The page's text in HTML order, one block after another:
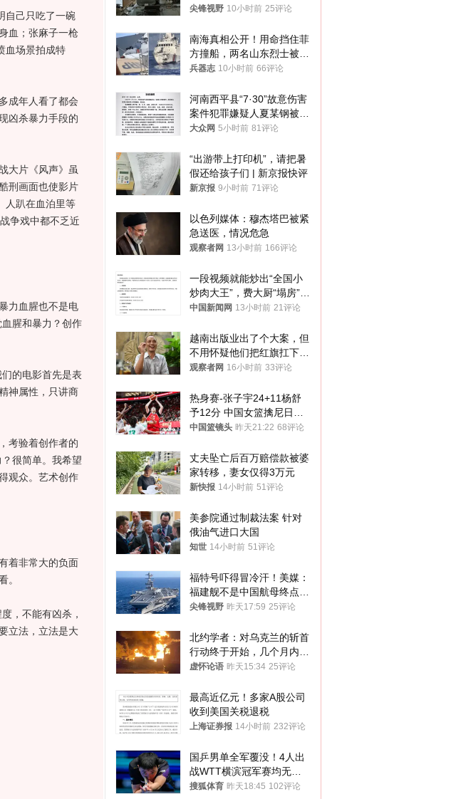
自己只吃了一碗
血；张麻子一枪
血场景拍成特
成年人看了都会
凶杀暴力手段的
大片《风声》虽
刑画面也使影片
人趴在血泊里等
争戏中都不乏近
力血腥也不是电
腥和暴力？创作
的电影首先是表
神属性，只讲商
考验着创作者的
很简单。我希望
观众。艺术创作
着非常大的负面
。
，不能有凶杀，
立法，立法是大
答案令人沉默
尖锋视野 10小时前 25评论
南海真相公开！用命挡住菲
方撞船，两名山东烈士被授
武警最高荣誉
兵器志 10小时前 66评论
河南西平县“7·30”故意伤害
案件犯罪嫌疑人夏某钢被抓
获
大众网 5小时前 81评论
“出游带上打印机”，请把暑
假还给孩子们 | 新京报快评
新京报 9小时前 71评论
以色列媒体：穆杰塔巴被紧
急送医，情况危急
观察者网 13小时前 166评论
一段视频就能炒出“全国小
炒肉大王”，费大厨“塌房”了
吗？
中国新闻网 13小时前 21评论
越南出版业出了个大案，但
不用怀疑他们把红旗扛下去
的决心
观察者网 16小时前 33评论
热身赛-张子宇24+11杨舒
予12分 中国女篮擒尼日利
亚
中国篮镜头 昨天21:22 68评论
丈夫坠亡后百万赔偿款被婆
家转移，妻女仅得3万元
新快报 14小时前 51评论
美参院通过制裁法案 针对
俄油气进口大国
知世 14小时前 51评论
福特号吓得冒冷汗！美媒：
福建舰不是中国航母终点，
而是新起点！
尖锋视野 昨天17:59 25评论
北约学者：对乌克兰的斩首
行动终于开始，几个月内乌
将投降
虚怀论语 昨天15:34 25评论
最高近亿元！多家A股公司
收到美国关税退税
上海证券报 14小时前 232评论
国乒男单全军覆没！4人出
战WTT横滨冠军赛均无缘
八强
搜狐体育 昨天18:45 102评论